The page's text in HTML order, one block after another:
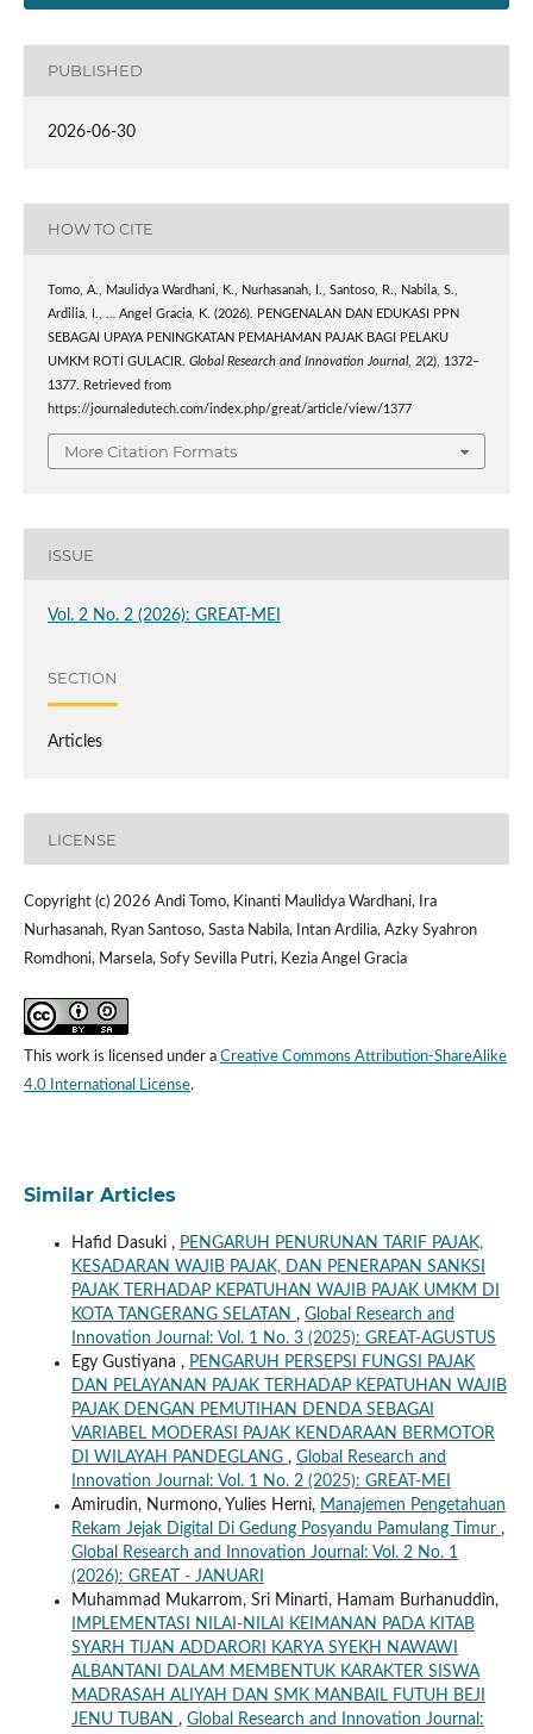
PUBLISHED
2026-06-30
HOW TO CITE
Tomo, A., Maulidya Wardhani, K., Nurhasanah, I., Santoso, R., Nabila, S.,
Ardilia, I., … Angel Gracia, K. (2026). PENGENALAN DAN EDUKASI PPN
SEBAGAI UPAYA PENINGKATAN PEMAHAMAN PAJAK BAGI PELAKU
UMKM ROTI GULACIR. Global Research and Innovation Journal, 2(2), 1372–
1377. Retrieved from
https://journaledutech.com/index.php/great/article/view/1377
More Citation Formats
ISSUE
Vol. 2 No. 2 (2026): GREAT-MEI
SECTION
Articles
LICENSE
Copyright (c) 2026 Andi Tomo, Kinanti Maulidya Wardhani, Ira
Nurhasanah, Ryan Santoso, Sasta Nabila, Intan Ardilia, Azky Syahron
Romdhoni, Marsela, Sofy Sevilla Putri, Kezia Angel Gracia
This work is licensed under a Creative Commons Attribution-ShareAlike
4.0 International License.
Similar Articles
Hafid Dasuki , PENGARUH PENURUNAN TARIF PAJAK,
KESADARAN WAJIB PAJAK, DAN PENERAPAN SANKSI
PAJAK TERHADAP KEPATUHAN WAJIB PAJAK UMKM DI
KOTA TANGERANG SELATAN , Global Research and
Innovation Journal: Vol. 1 No. 3 (2025): GREAT-AGUSTUS
Egy Gustiyana , PENGARUH PERSEPSI FUNGSI PAJAK
DAN PELAYANAN PAJAK TERHADAP KEPATUHAN WAJIB
PAJAK DENGAN PEMUTIHAN DENDA SEBAGAI
VARIABEL MODERASI PAJAK KENDARAAN BERMOTOR
DI WILAYAH PANDEGLANG , Global Research and
Innovation Journal: Vol. 1 No. 2 (2025): GREAT-MEI
Amirudin, Nurmono, Yulies Herni, Manajemen Pengetahuan
Rekam Jejak Digital Di Gedung Posyandu Pamulang Timur ,
Global Research and Innovation Journal: Vol. 2 No. 1
(2026): GREAT - JANUARI
Muhammad Mukarrom, Sri Minarti, Hamam Burhanuddin,
IMPLEMENTASI NILAI-NILAI KEIMANAN PADA KITAB
SYARH TIJAN ADDARORI KARYA SYEKH NAWAWI
ALBANTANI DALAM MEMBENTUK KARAKTER SISWA
MADRASAH ALIYAH DAN SMK MANBAIL FUTUH BEJI
JENU TUBAN , Global Research and Innovation Journal: